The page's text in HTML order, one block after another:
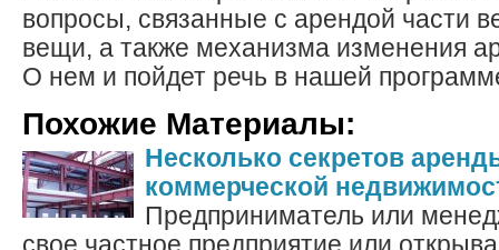
вопросы, связанные с арендой части
вещи, а также механизма изменения
О нем и пойдет речь в нашей
Похожие Материалы:
Несколько секретов
коммерческой
Предприниматель или